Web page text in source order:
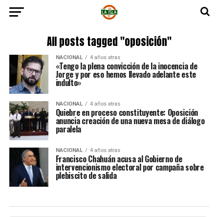
All posts tagged "oposición"
NACIONAL 4 años atras
«Tengo la plena convicción de la inocencia de
Jorge y por eso hemos llevado adelante este
indulto»
NACIONAL 4 años atras
Quiebre en proceso constituyente: Oposición
anuncia creación de una nueva mesa de diálogo
paralela
NACIONAL 4 años atras
Francisco Chahuán acusa al Gobierno de
intervencionismo electoral por campaña sobre
plebiscito de salida